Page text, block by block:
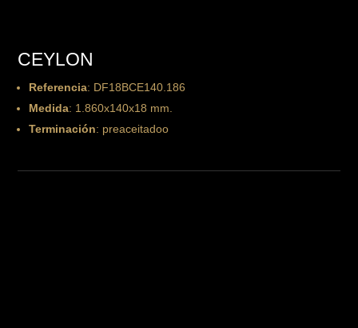
CEYLON
Referencia: DF18BCE140.186
Medida: 1.860x140x18 mm.
Terminación: preaceitadoo